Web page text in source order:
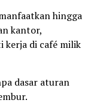
hingga
kantor,
kerja di café milik
dasar aturan